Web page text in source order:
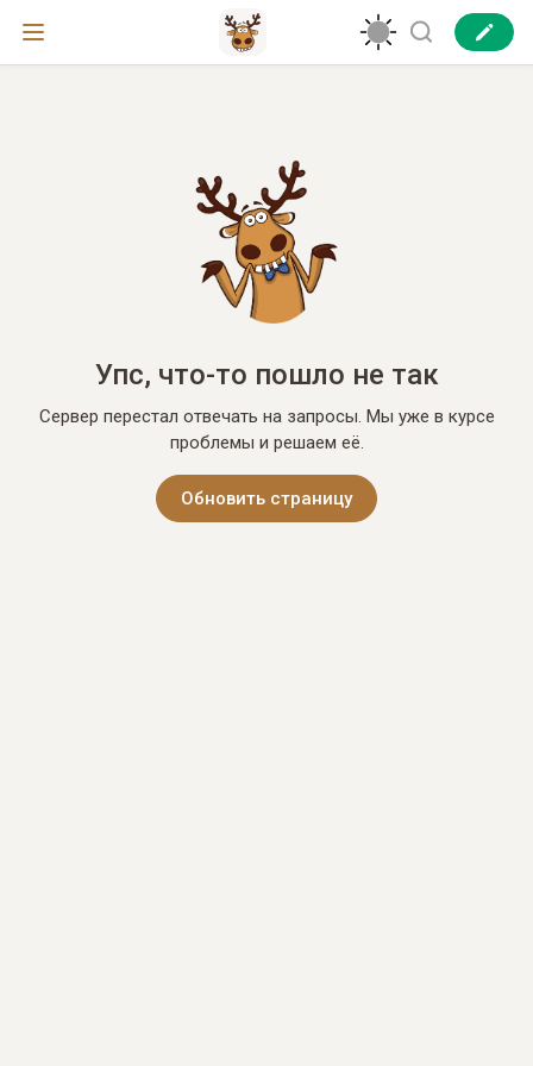
Упс, что-то пошло не так
Сервер перестал отвечать на запросы. Мы уже в курсе
проблемы и решаем её.
Обновить страницу